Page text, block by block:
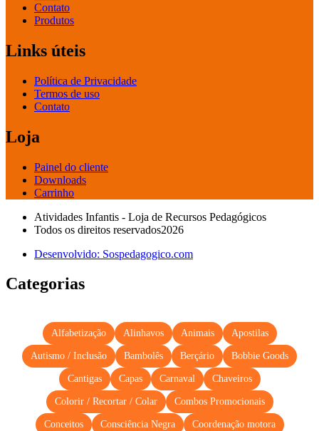
Contato
Produtos
Links úteis
Política de Privacidade
Termos de uso
Contato
Loja
Painel do cliente
Downloads
Carrinho
Atividades Infantis - Loja de Recursos Pedagógicos
Todos os direitos reservados2026
Desenvolvido: Sospedagogico.com
Categorias
Alfabetização Alinhavos Animais Apostilas
Autismo / Inclusão Bambolês Berçário Bobbie Goods
Cantigas Capas Carnaval Chaveiros
Colorir / Recortar / Colar Combos Promocionais
Conceitos Consciência Negra Coordenação motora